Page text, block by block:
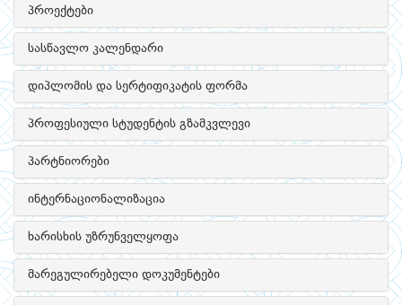
პროექტები
სასწავლო კალენდარი
დიპლომის და სერტიფიკატის ფორმა
პროფესიული სტუდენტის გზამკვლევი
პარტნიორები
ინტერნაციონალიზაცია
ხარისხის უზრუნველყოფა
მარეგულირებელი დოკუმენტები